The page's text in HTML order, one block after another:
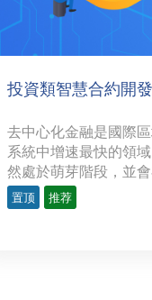
投資類智慧合約開發
去中心化金融是國際
系統中增速最快的領
然處於萌芽階段，並
放更多的潛力。越來越
者研發複雜精密的去中
置顶 推荐